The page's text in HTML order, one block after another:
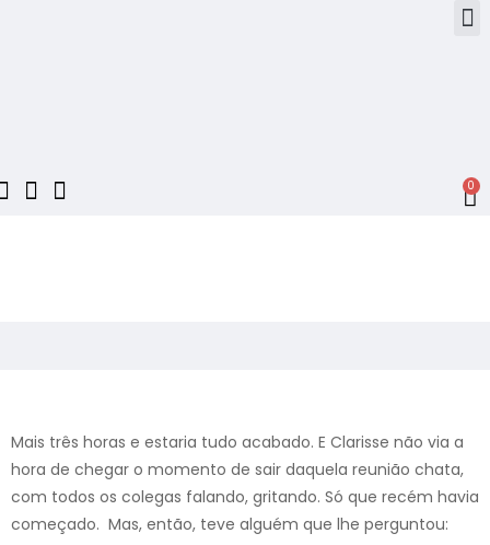
0
Mais três horas e estaria tudo acabado. E Clarisse não via a
hora de chegar o momento de sair daquela reunião chata,
com todos os colegas falando, gritando. Só que recém havia
começado. Mas, então, teve alguém que lhe perguntou: